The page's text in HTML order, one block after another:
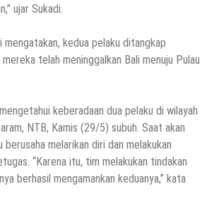
ujar Sukadi.
mengatakan, kedua pelaku ditangkap
telah meninggalkan Bali menuju Pulau
keberadaan dua pelaku di wilayah
NTB, Kamis (29/5) subuh. Saat akan
melarikan diri dan melakukan
“Karena itu, tim melakukan tindakan
berhasil mengamankan keduanya,” kata